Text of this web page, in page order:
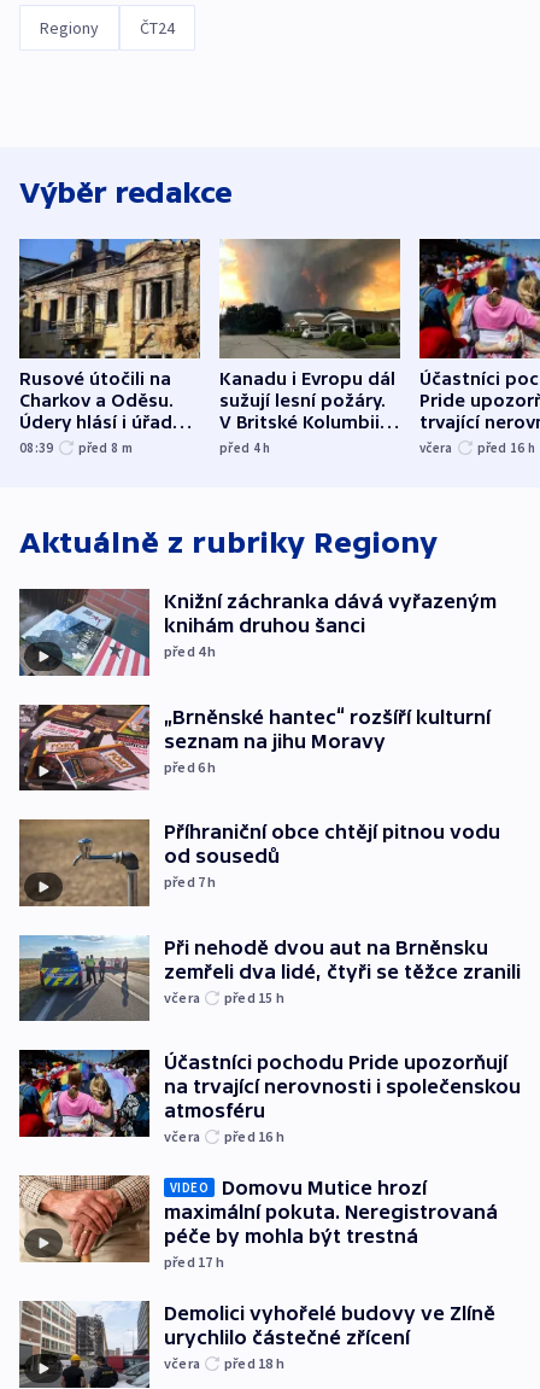
Regiony ČT24
Výběr redakce
Rusové útočili na
Charkov a Oděsu.
Údery hlásí i úřady v
Bělgorodu
08:39 před 8 m
Kanadu i Evropu dál
sužují lesní požáry.
V Britské Kolumbii
evakuovali tisíce lidí
před 4h
Účastníci
Pride
trvající
včera před 16 h
Aktuálně z rubriky Regiony
Knižní záchranka dává vyřazeným
knihám druhou šanci
před 4h
„Brněnské hantec“ rozšíří kulturní
seznam na jihu Moravy
před 6h
Příhraniční obce chtějí pitnou vodu
od sousedů
před 7h
Při nehodě dvou aut na Brněnsku
zemřeli dva lidé, čtyři se těžce zranili
včera před 15 h
Účastníci pochodu Pride upozorňují
na trvající nerovnosti i společenskou
atmosféru
včera před 16 h
VIDEO
Domovu Mutice hrozí
maximální pokuta. Neregistrovaná
péče by mohla být trestná
před 17 h
Demolici vyhořelé budovy ve Zlíně
urychlilo částečné zřícení
včera před 18 h